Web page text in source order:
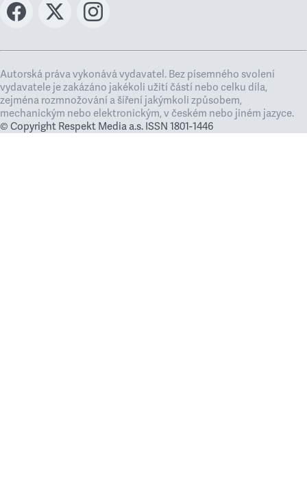
Autorská práva vykonává vydavatel. Bez písemného svolení
vydavatele je zakázáno jakékoli užití částí nebo celku díla,
zejména rozmnožování a šíření jakýmkoli způsobem,
mechanickým nebo elektronickým, v českém nebo jiném jazyce.
© Copyright Respekt Media a.s. ISSN 1801-1446